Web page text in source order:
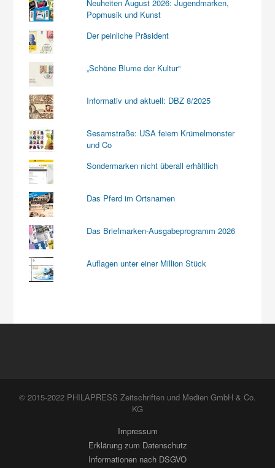
Neuheiten August 2026: Jugendmarken,
Popmusik und Kunst
Der peinliche Präsident
„Schöne Blume der Kultur“
Informativ und aktuell: DBZ 8/2025
Sesamstraße: USA feiern Krümelmonster
und Co
Sondermarken nicht überall erhältlich
Das Pferd im Ortsnamen
Das Briefmarken-Ausgabeprogramm 2026
Auflagen unter einer Million Stück
© 2015-2022 PHILAPRESS Zeitschriften und Medien GmbH & Co.
KG
Impressum
Erklärung zum Datenschutz
Informationen nach DSGVO